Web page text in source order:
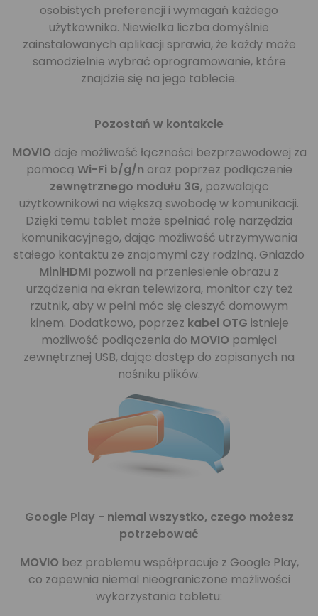
osobistych preferencji i wymagań każdego
użytkownika. Niewielka liczba domyślnie
zainstalowanych aplikacji sprawia, że każdy może
samodzielnie wybrać oprogramowanie, które
znajdzie się na jego tablecie.
Pozostań w kontakcie
MOVIO daje możliwość łączności bezprzewodowej za
pomocą Wi-Fi b/g/n oraz poprzez podłączenie
zewnętrznego modułu 3G, pozwalając
użytkownikowi na większą swobodę w komunikacji.
Dzięki temu tablet może spełniać rolę narzędzia
komunikacyjnego, dając możliwość utrzymywania
stałego kontaktu ze znajomymi czy rodziną. Gniazdo
MiniHDMI pozwoli na przeniesienie obrazu z
urządzenia na ekran telewizora, monitor czy też
rzutnik, aby w pełni móc się cieszyć domowym
kinem. Dodatkowo, poprzez kabel OTG istnieje
możliwość podłączenia do MOVIO pamięci
zewnętrznej USB, dając dostęp do zapisanych na
nośniku plików.
Google Play - niemal wszystko, czego możesz
potrzebować
MOVIO bez problemu współpracuje z Google Play,
co zapewnia niemal nieograniczone możliwości
wykorzystania tabletu: